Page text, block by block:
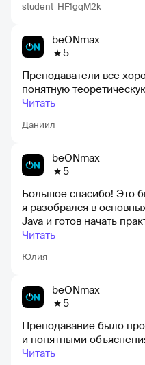
student_HF1gqM2k
beONmax
5
Даниил
Преподаватели все
понятную
Читать
beONmax
5
Юлия
Большое спасибо! Это
я разобрался в
Java и готов начать
Читать
beONmax
5
Преподавание было
и понятными
Читать